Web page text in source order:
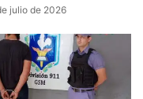
julio de 2026